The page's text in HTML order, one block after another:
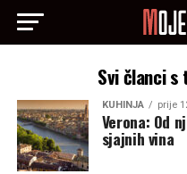
Svi članci s
KUHINJA prije
Verona: Od
sjajnih vina